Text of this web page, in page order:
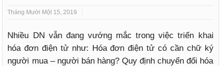
Tháng Mười Một 15, 2019
Nhiều DN vẫn đang vướng mắc trong việc triển khai
hóa đơn điện tử như: Hóa đơn điện tử có cần chữ ký
người mua – người bán hàng? Quy định chuyển đổi hóa